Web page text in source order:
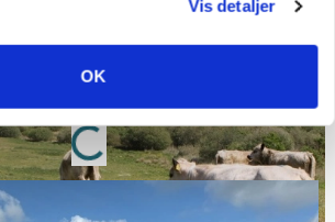
Vis detaljer
OK
Annonce
Loading...